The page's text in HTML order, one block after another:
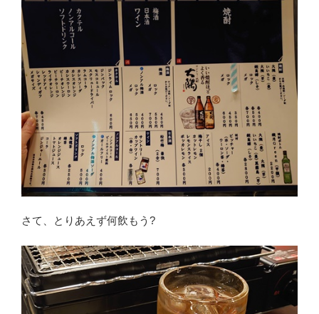
さて、とりあえず何飲もう?